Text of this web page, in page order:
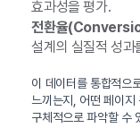
효과성을 평가.
전환율
설계의 실질적 성과
이 데이터를 통합적으
느끼는지, 어떤 페이지
구체적으로 파악할 수